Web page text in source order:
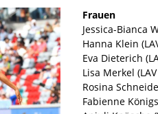
Frauen
Jessica-Bianca
Hanna Klein
Eva Dieterich
Lisa Merkel
Rosina
Fabienne